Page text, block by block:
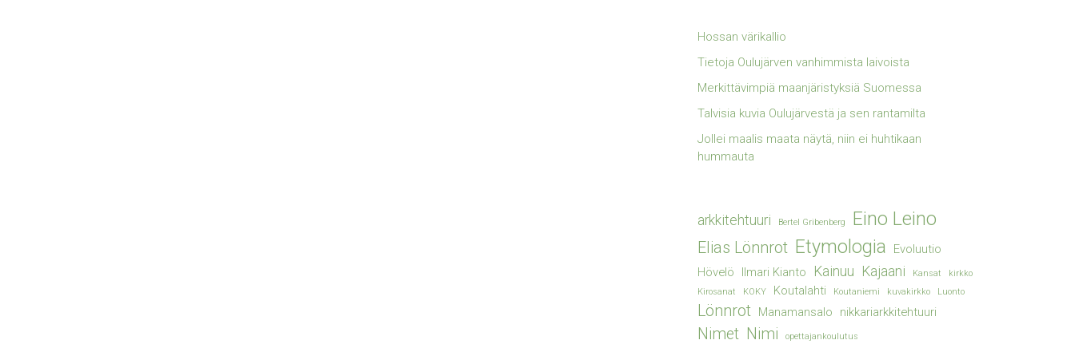
Hossan värikallio
Tietoja Oulujärven vanhimmista laivoista
Merkittävimpiä maanjäristyksiä Suomessa
Talvisia kuvia Oulujärvestä ja sen rantamilta
Jollei maalis maata näytä, niin ei huhtikaan
hummauta
arkkitehtuuri Bertel Gribenberg Eino Leino
Elias Lönnrot Etymologia
Evoluutio
Hövelö
Ilmari Kianto Kainuu Kajaani Kansat
kirkko
Kirosanat
KOKY Koutalahti Koutaniemi kuvakirkko Luonto
Lönnrot Manamansalo nikkariarkkitehtuuri
Nimet Nimi opettajankoulutus